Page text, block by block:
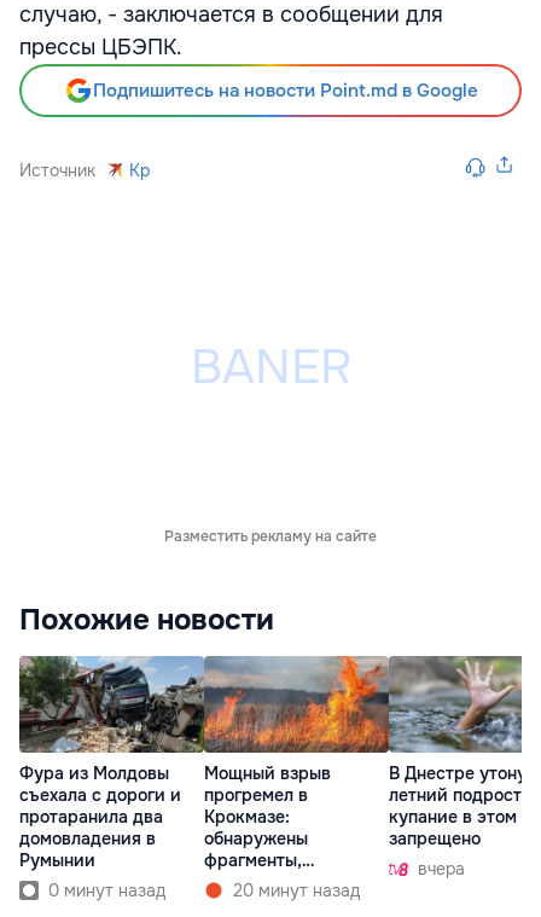
случаю, - заключается в сообщении для
прессы ЦБЭПК.
Подпишитесь на новости Point.md в Google
Источник Kp
Разместить рекламу на сайте
Похожие новости
Фура из Молдовы
съехала с дороги и
протаранила два
домовладения в
Румынии
0 минут назад
Мощный взрыв
прогремел в
Крокмазе:
обнаружены
фрагменты,
предположительно,
дрона
20 минут назад
В Днестре утонул
летний
купание в этом
запрещено
вчера